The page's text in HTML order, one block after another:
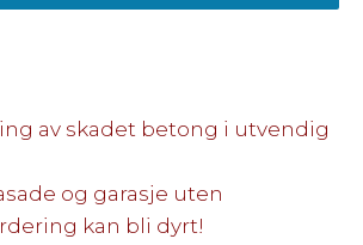
av skadet betong i utvendig
og garasje uten
kan bli dyrt!